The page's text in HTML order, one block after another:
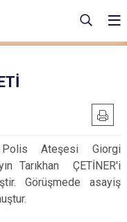
Polis Ateşesi Giorgi
Tarıkhan ÇETİNER'i
Görüşmede asayiş